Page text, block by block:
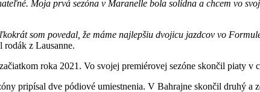
Moja prvá sezóna v Maranelle bola solídna a chcem vo
som povedal, že máme najlepšiu dvojicu jazdcov vo
rodák z Lausanne.
roka 2021. Vo svojej premiérovej sezóne skončil piaty
pripísal dve pódiové umiestnenia. V Bahrajne skončil druhý a